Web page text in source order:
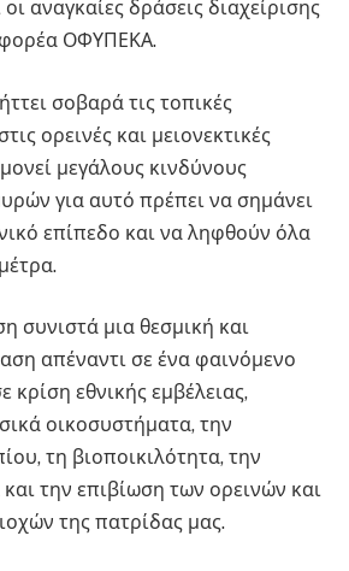
αναγκαίες δράσεις διαχείρισης
ΟΦΥΠΕΚΑ.
σοβαρά τις τοπικές
ορεινές και μειονεκτικές
μεγάλους κινδύνους
για αυτό πρέπει να σημάνει
επίπεδο και να ληφθούν όλα
συνιστά μια θεσμική και
απέναντι σε ένα φαινόμενο
κρίση εθνικής εμβέλειας,
οικοσυστήματα, την
τη βιοποικιλότητα, την
την επιβίωση των ορεινών και
της πατρίδας μας.